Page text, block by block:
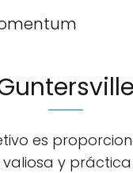
es
y